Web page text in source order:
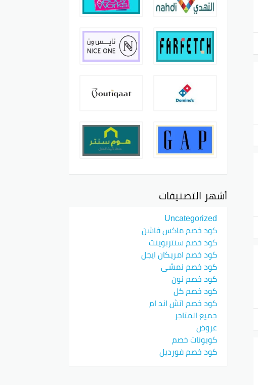
أشهر التصنيفات
Uncategorized
كود خصم ماكس فاشن
كود خصم سنتربوينت
كود خصم امريكان ايجل
كود خصم نمشي
كود خصم نون
كود خصم كل
كود خصم اتش اند ام
جميع المتاجر
عروض
كوبونات خصم
كود خصم فورديل